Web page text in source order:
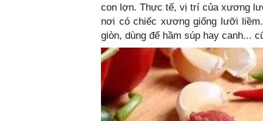
con lợn. Thực tế, vị trí của xương
nơi có chiếc xương giống lưỡi
giòn, dùng để hầm súp hay canh...